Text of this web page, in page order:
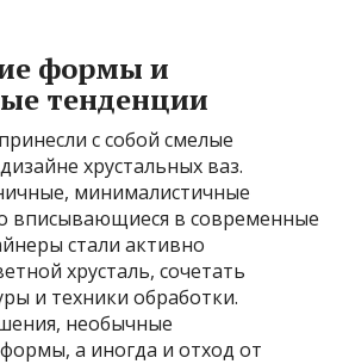
формы и
тенденции
с собой смелые
хрустальных ваз.
минималистичные
вписывающиеся в современные
стали активно
хрусталь, сочетать
и техники обработки.
необычные
а иногда и отход от